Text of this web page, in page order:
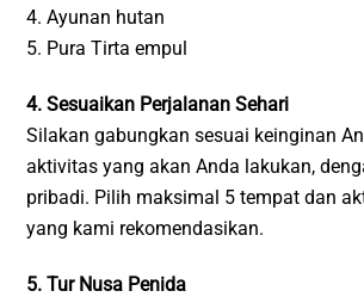
4. Ayunan hutan
5. Pura Tirta empul
4. Sesuaikan Perjalanan Sehari
Silakan gabungkan sesuai keinginan
aktivitas yang akan Anda lakukan,
pribadi. Pilih maksimal 5 tempat dan
yang kami rekomendasikan.
5. Tur Nusa Penida